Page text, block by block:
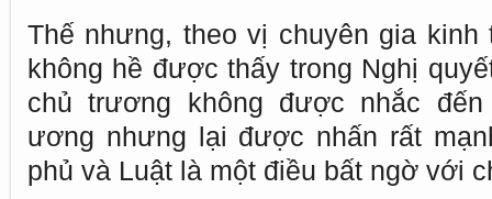
Thế nhưng, theo vị chuyên gia
không hề được thấy trong Nghị
chủ trương không được nhắc
ương nhưng lại được nhấn rất
phủ và Luật là một điều bất ngờ với